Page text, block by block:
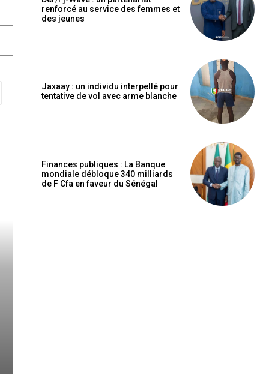
renforcé au service des femmes et
des jeunes
Jaxaay : un individu interpellé pour
tentative de vol avec arme blanche
Finances publiques : La Banque
mondiale débloque 340 milliards
de F Cfa en faveur du Sénégal